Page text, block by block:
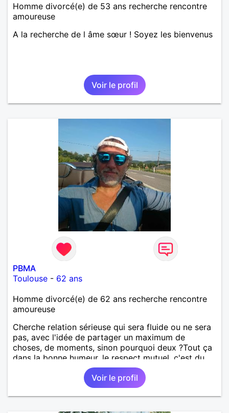
Homme divorcé(e) de 53 ans recherche rencontre
amoureuse
A la recherche de l âme sœur ! Soyez les bienvenus
Voir le profil
PBMA
Toulouse - 62 ans
Homme divorcé(e) de 62 ans recherche rencontre
amoureuse
Cherche relation sérieuse qui sera fluide ou ne sera
pas, avec l'idée de partager un maximum de
choses, de moments, sinon pourquoi deux ?Tout ça
dans la bonne humeur, le respect mutuel, c'est du
sérieux tout ça, mais sans se prendre au sérieux.
Jeu périlleux pour certains, impossible pour d'autres
, la vie elle même est si sérieuse s'il vous plaît,
personnes cherchant même involontairement les
Voir le profil